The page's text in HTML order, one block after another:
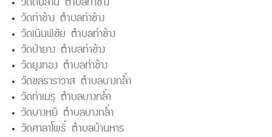
วัดท่าช้าง ตำบลท่าช้าง
วัดเนินพิชัย ตำบลท่าช้าง
วัดป่ายาง ตำบลท่าช้าง
วัดยูงทอง ตำบลท่าช้าง
วัดชลธาราวาส ตำบลบางกล่ำ
วัดท่าเมรุ ตำบลบางกล่ำ
วัดบางหยี ตำบลบางกล่ำ
วัดศาลาโพธิ์ ตำบลบ้านหาร